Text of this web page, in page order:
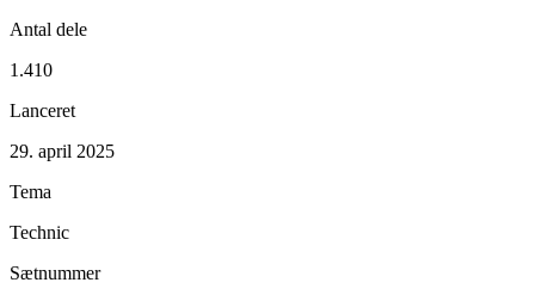
Antal dele
1.410
Lanceret
29. april 2025
Tema
Technic
Sætnummer